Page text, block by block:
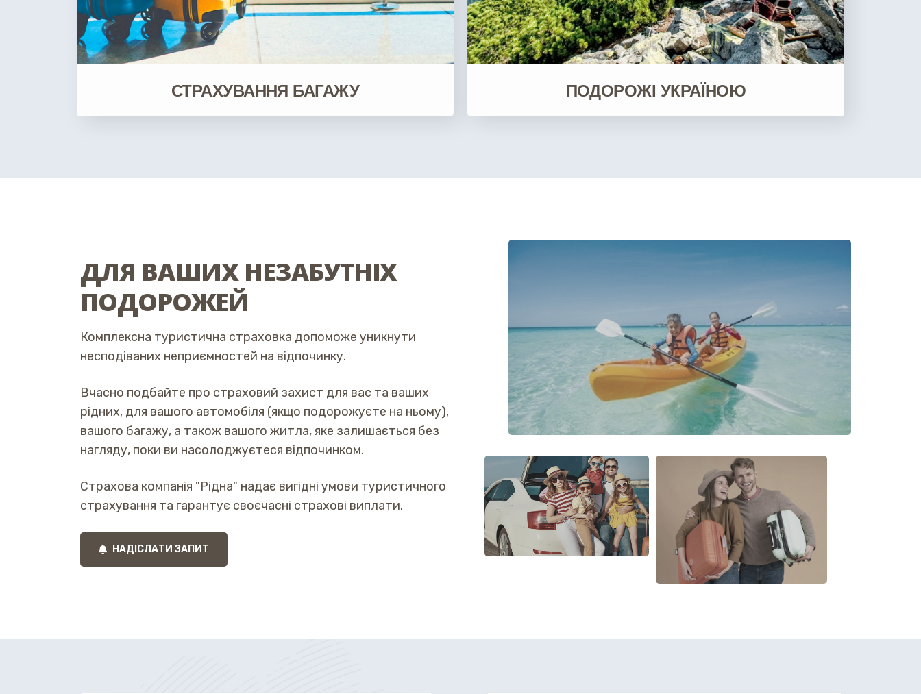
СТРАХУВАННЯ БАГАЖУ ПОДОРОЖІ УКРАЇНОЮ
ДЛЯ ВАШИХ НЕЗАБУТНІХ
ПОДОРОЖЕЙ
Комплексна туристична страховка допоможе уникнути
несподіваних неприємностей на відпочинку.
Вчасно подбайте про страховий захист для вас та ваших
рідних, для вашого автомобіля (якщо подорожуєте на ньому),
вашого багажу, а також вашого житла, яке залишається без
нагляду, поки ви насолоджуєтеся відпочинком.
Страхова компанія "Рідна" надає вигідні умови туристичного
страхування та гарантує своєчасні страхові виплати.
НАДІСЛАТИ ЗАПИТ